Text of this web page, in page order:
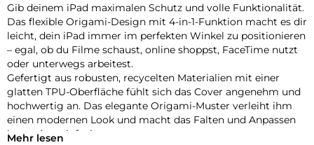
Gib deinem iPad maximalen Schutz und volle Funktionalität.
Das flexible Origami-Design mit 4-in-1-Funktion macht es dir
leicht, dein iPad immer im perfekten Winkel zu positionieren
– egal, ob du Filme schaust, online shoppst, FaceTime nutzt
oder unterwegs arbeitest.
Gefertigt aus robusten, recycelten Materialien mit einer
glatten TPU-Oberfläche fühlt sich das Cover angenehm und
hochwertig an. Das elegante Origami-Muster verleiht ihm
einen modernen Look und macht das Falten und Anpassen
besonders einfach.
Mehr lesen